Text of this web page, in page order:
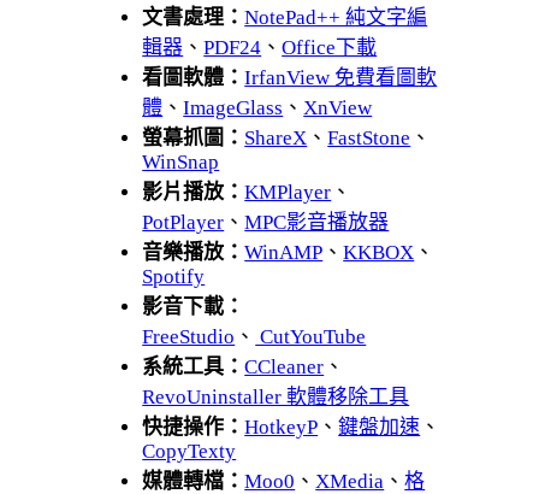
文書處理：NotePad++ 純文字編
輯器 、PDF24 、Office下載
看圖軟體：IrfanView 免費看圖軟
體 、ImageGlass 、 XnView
螢幕抓圖： ShareX 、FastStone 、
WinSnap
影片播放：KMPlayer 、
PotPlayer 、MPC影音播放器
音樂播放：WinAMP 、KKBOX 、
Spotify
影音下載：
FreeStudio 、 CutYouTube
系統工具：CCleaner 、
RevoUninstaller 軟體移除工具
快捷操作：HotkeyP 、鍵盤加速 、
CopyTexty
媒體轉檔：Moo0 、 XMedia 、格